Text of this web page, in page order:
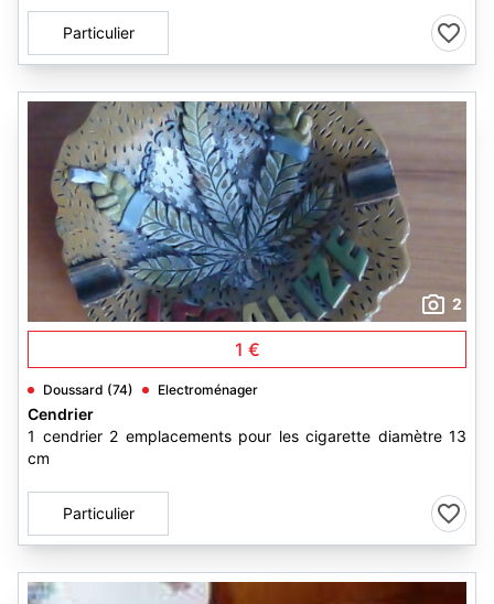
Particulier
2
1 €
Doussard (74) Electroménager
Cendrier
1 cendrier 2 emplacements pour les cigarette diamètre 13
cm
Particulier